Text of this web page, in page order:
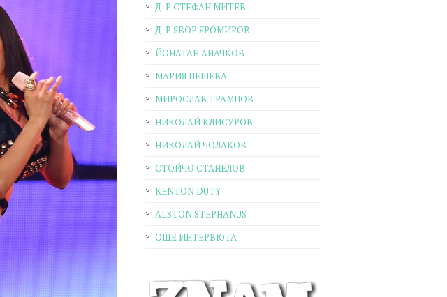
Д-Р СТЕФАН МИТЕВ
Д-Р ЯВОР ЯРОМИРОВ
ЙОНАТАН АНАЧКОВ
МАРИЯ ПЕШЕВА
МИРОСЛАВ ТРАМПОВ
НИКОЛАЙ КЛИСУРОВ
НИКОЛАЙ ЧОЛАКОВ
СТОЙЧО СТАНЕЛОВ
KENTON DUTY
ALSTON STEPHANUS
ОЩЕ ИНТЕРВЮТА